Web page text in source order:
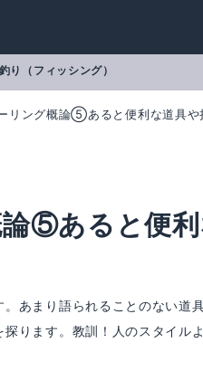
釣り（フィッシング）
リング概論⑤あると便利な道具や
論⑤あると便
あまり語られることのない道
ります。教訓！人のスタイル